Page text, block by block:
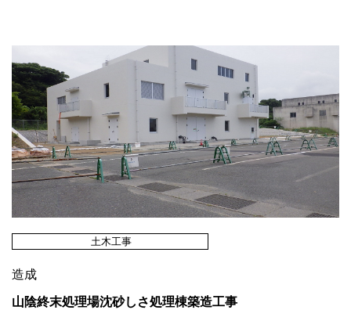
土木工事
造成
山陰終末処理場沈砂しさ処理棟築造工事